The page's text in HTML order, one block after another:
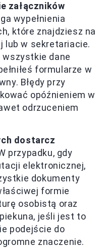
załączników
wypełnienia
które znajdziesz na
lub w sekretariacie.
wszystkie dane
formularze w
Błędy przy
opóźnieniem w
odrzuceniem
dostarcz
przypadku, gdy
elektronicznej,
dokumenty
formie
osobistą oraz
jeśli jest to
podejście do
znaczenie.